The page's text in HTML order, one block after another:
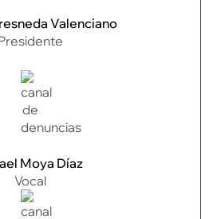
Valenciano
Moya Díaz
Vocal